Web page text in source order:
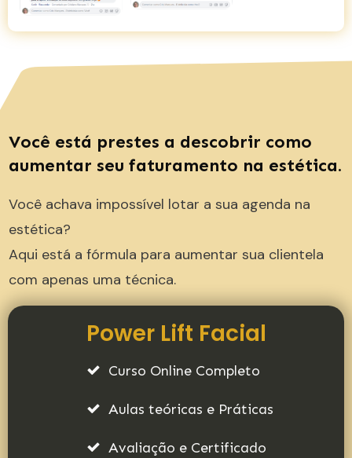
Você está prestes a descobrir como
aumentar seu faturamento na estética.
Você achava impossível lotar a sua agenda na
estética?
Aqui está a fórmula para aumentar sua clientela
com apenas uma técnica.
Power Lift Facial
Curso Online Completo
Aulas teóricas e Práticas
Avaliação e Certificado